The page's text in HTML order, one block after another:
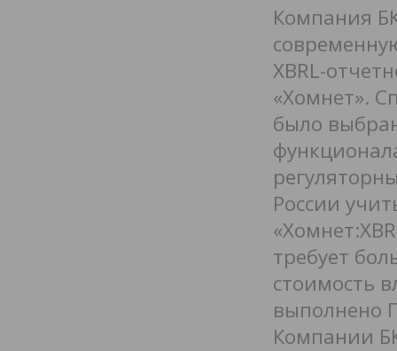
Компания
XBRL-
«Хомнет».
было
России
требует
стоимость
выполнено
Компании